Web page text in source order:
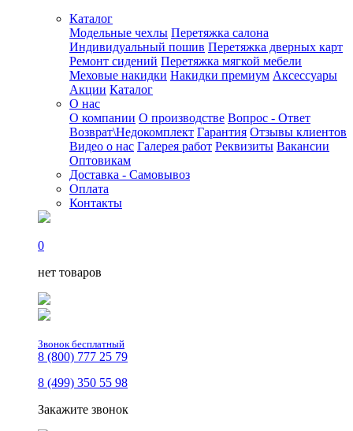
Каталог
Модельные чехлы Перетяжка салона
Индивидуальный пошив Перетяжка дверных карт
Ремонт сидений Перетяжка мягкой мебели
Меховые накидки Накидки премиум Аксессуары
Акции Каталог
О нас
О компании О производстве Вопрос - Ответ
Возврат\Недокомплект Гарантия Отзывы клиентов
Видео о нас Галерея работ Реквизиты Вакансии
Оптовикам
Доставка - Самовывоз
Оплата
Контакты
0
нет товаров
Звонок бесплатный
8 (800) 777 25 79
8 (499) 350 55 98
Закажите звонок